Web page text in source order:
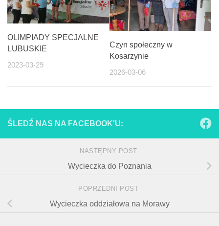
OLIMPIADY SPECJALNE
LUBUSKIE
2023-03-29
Czyn społeczny w
Kosarzynie
2026-03-06
ŚLEDŹ NAS NA FACEBOOK'U:
NASTĘPNY POST
Wycieczka do Poznania
POPRZEDNI POST
Wycieczka oddziałowa na Morawy